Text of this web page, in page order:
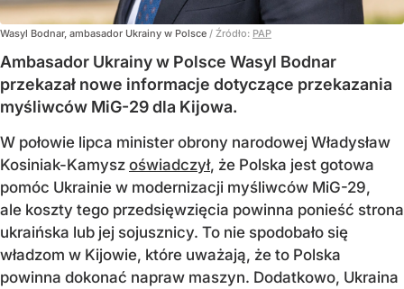
Wasyl Bodnar, ambasador Ukrainy w Polsce / Źródło: PAP
Ambasador Ukrainy w Polsce Wasyl Bodnar
przekazał nowe informacje dotyczące przekazania
myśliwców MiG-29 dla Kijowa.
W połowie lipca minister obrony narodowej Władysław
Kosiniak-Kamysz oświadczył, że Polska jest gotowa
pomóc Ukrainie w modernizacji myśliwców MiG-29,
ale koszty tego przedsięwzięcia powinna ponieść strona
ukraińska lub jej sojusznicy. To nie spodobało się
władzom w Kijowie, które uważają, że to Polska
powinna dokonać napraw maszyn. Dodatkowo, Ukraina